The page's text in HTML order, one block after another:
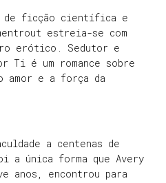
de ficção científica e
estreia-se com
erótico. Sedutor e
Ti é um romance sobre
amor e a força da
a centenas de
a única forma que Avery
anos, encontrou para